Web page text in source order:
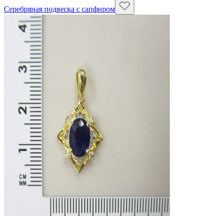
Серебряная подвеска с сапфиром